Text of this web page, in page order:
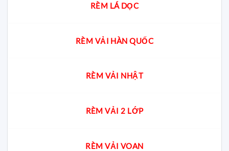
RÈM LÁ DỌC
RÈM VẢI HÀN QUỐC
RÈM VẢI NHẬT
RÈM VẢI 2 LỚP
RÈM VẢI VOAN